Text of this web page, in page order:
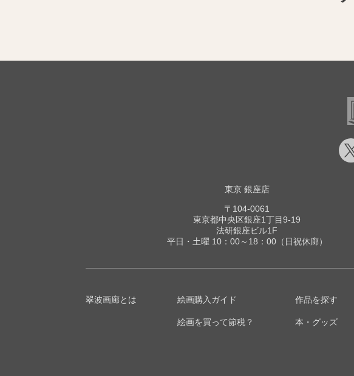
東京 銀座店
〒104-0061
東京都中央区銀座1丁目9-19
法研銀座ビル1F
平日・土曜 10：00～18：00（日祝休廊）
翠波画廊とは 絵画購入ガイド
絵画を買って節税？
作品を探す
本・グッズ